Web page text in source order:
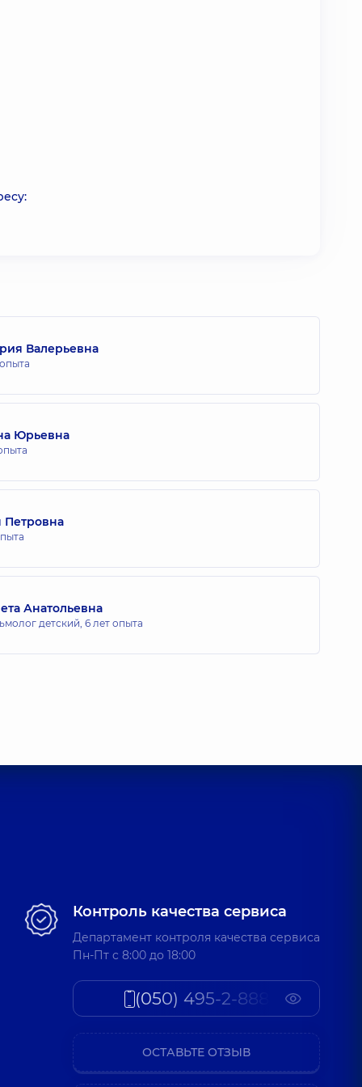
Валерьевна
Юрьевна
Анатольевна
детский, 6 лет опыта
Контроль качества сервиса
Департамент контроля качества сервиса
Пн-Пт c 8:00 до 18:00
(050) 495-2-888
ОСТАВЬТЕ ОТЗЫВ